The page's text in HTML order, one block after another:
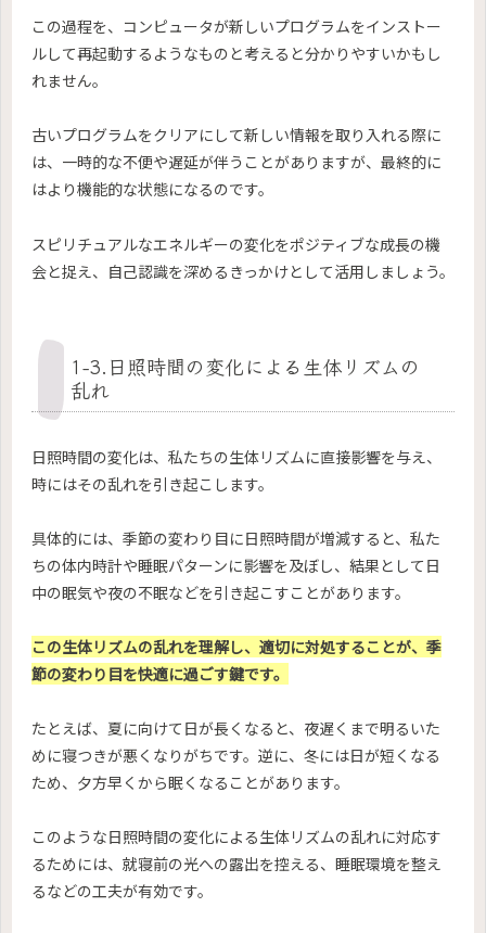
この過程を、コンピュータが新しいプログラムをインストー
ルして再起動するようなものと考えると分かりやすいかもし
れません。
古いプログラムをクリアにして新しい情報を取り入れる際に
は、一時的な不便や遅延が伴うことがありますが、最終的に
はより機能的な状態になるのです。
スピリチュアルなエネルギーの変化をポジティブな成長の機
会と捉え、自己認識を深めるきっかけとして活用しましょう。
1-3.日照時間の変化による生体リズムの
乱れ
日照時間の変化は、私たちの生体リズムに直接影響を与え、
時にはその乱れを引き起こします。
具体的には、季節の変わり目に日照時間が増減すると、私た
ちの体内時計や睡眠パターンに影響を及ぼし、結果として日
中の眠気や夜の不眠などを引き起こすことがあります。
この生体リズムの乱れを理解し、適切に対処することが、季
節の変わり目を快適に過ごす鍵です。
たとえば、夏に向けて日が長くなると、夜遅くまで明るいた
めに寝つきが悪くなりがちです。逆に、冬には日が短くなる
ため、夕方早くから眠くなることがあります。
このような日照時間の変化による生体リズムの乱れに対応す
るためには、就寝前の光への露出を控える、睡眠環境を整え
るなどの工夫が有効です。